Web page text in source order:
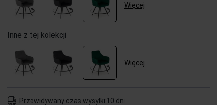
Więcej
Inne z tej kolekcji
Więcej
Przewidywany czas wysyłki:10 dni